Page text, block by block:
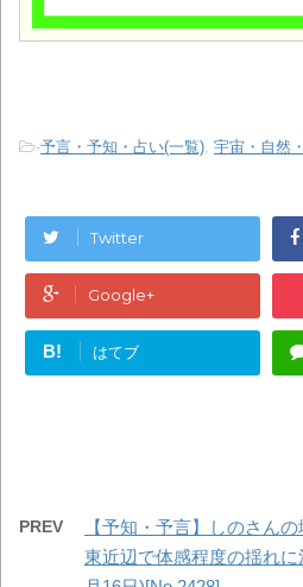
-予言・予知・占い(一覧) 宇宙・自然
Twitter
Google+
B! はてブ
PREV
【予知・予言】しのさん
東近辺で体感程度の揺れ